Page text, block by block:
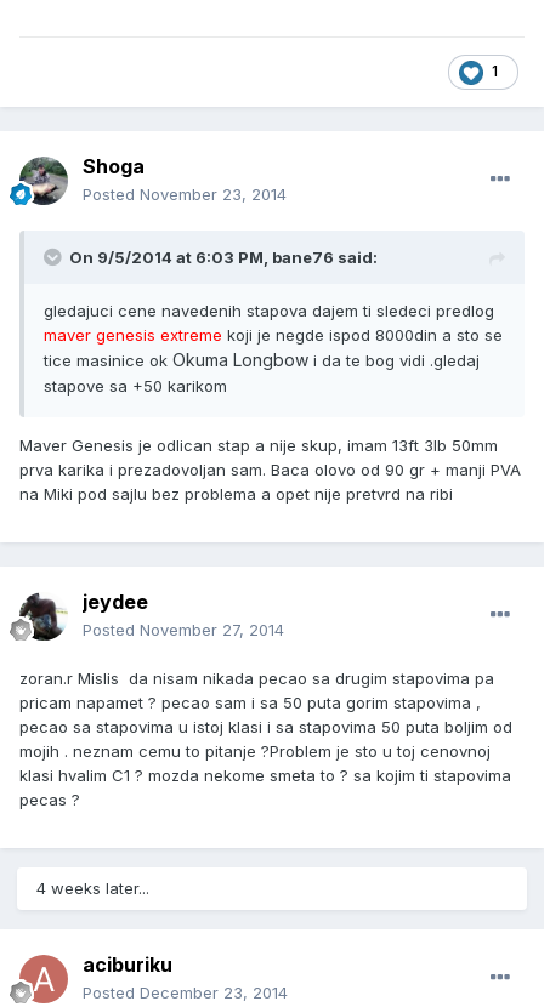
1
Shoga
Posted November 23, 2014
On 9/5/2014 at 6:03 PM, bane76 said:
gledajuci cene navedenih stapova dajem ti sledeci predlog
maver genesis extreme koji je negde ispod 8000din a sto se
tice masinice ok Okuma Longbow i da te bog vidi .gledaj
stapove sa +50 karikom
Maver Genesis je odlican stap a nije skup, imam 13ft 3lb 50mm
prva karika i prezadovoljan sam. Baca olovo od 90 gr + manji PVA
na Miki pod sajlu bez problema a opet nije pretvrd na ribi
jeydee
Posted November 27, 2014
zoran.r Mislis da nisam nikada pecao sa drugim stapovima pa
pricam napamet ? pecao sam i sa 50 puta gorim stapovima ,
pecao sa stapovima u istoj klasi i sa stapovima 50 puta boljim od
mojih . neznam cemu to pitanje ?Problem je sto u toj cenovnoj
klasi hvalim C1 ? mozda nekome smeta to ? sa kojim ti stapovima
pecas ?
4 weeks later...
aciburiku
Posted December 23, 2014